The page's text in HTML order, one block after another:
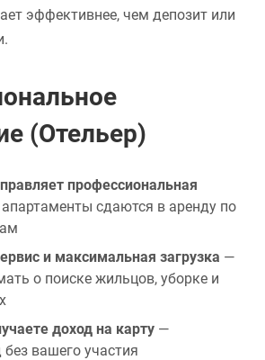
эффективнее, чем депозит или
(Отельер)
профессиональная
сдаются в аренду по
и максимальная загрузка —
о поиске жильцов, уборке и
доход на карту —
вашего участия